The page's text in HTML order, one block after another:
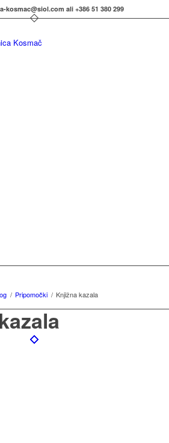
kosmac@siol.com ali +386 51 380 299
/ Pripomočki / Knjižna kazala